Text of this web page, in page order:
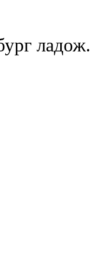
ладож.